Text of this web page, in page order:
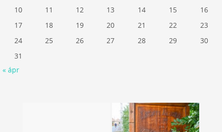
10
11 12 13 14 15
16
17
18 19 20 21 22
23
24
25 26 27 28 29
30
31
« ápr